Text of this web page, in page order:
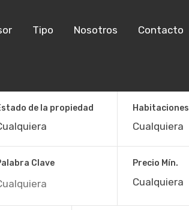
Tipo Nosotros Contacto
de la propiedad Habitaciones
Clave Precio Mín.
PLATA – VIGO